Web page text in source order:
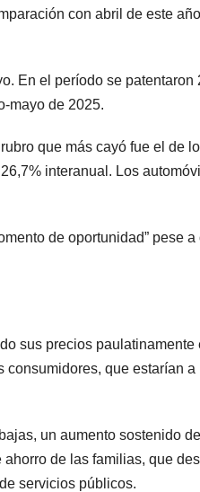
con abril de este
En el período se patentaron
mayo de 2025.
que más cayó fue el de
interanual. Los
de oportunidad” pese
sus precios paulatinamente
que estarían
un aumento sostenido
de las familias, que
servicios públicos.